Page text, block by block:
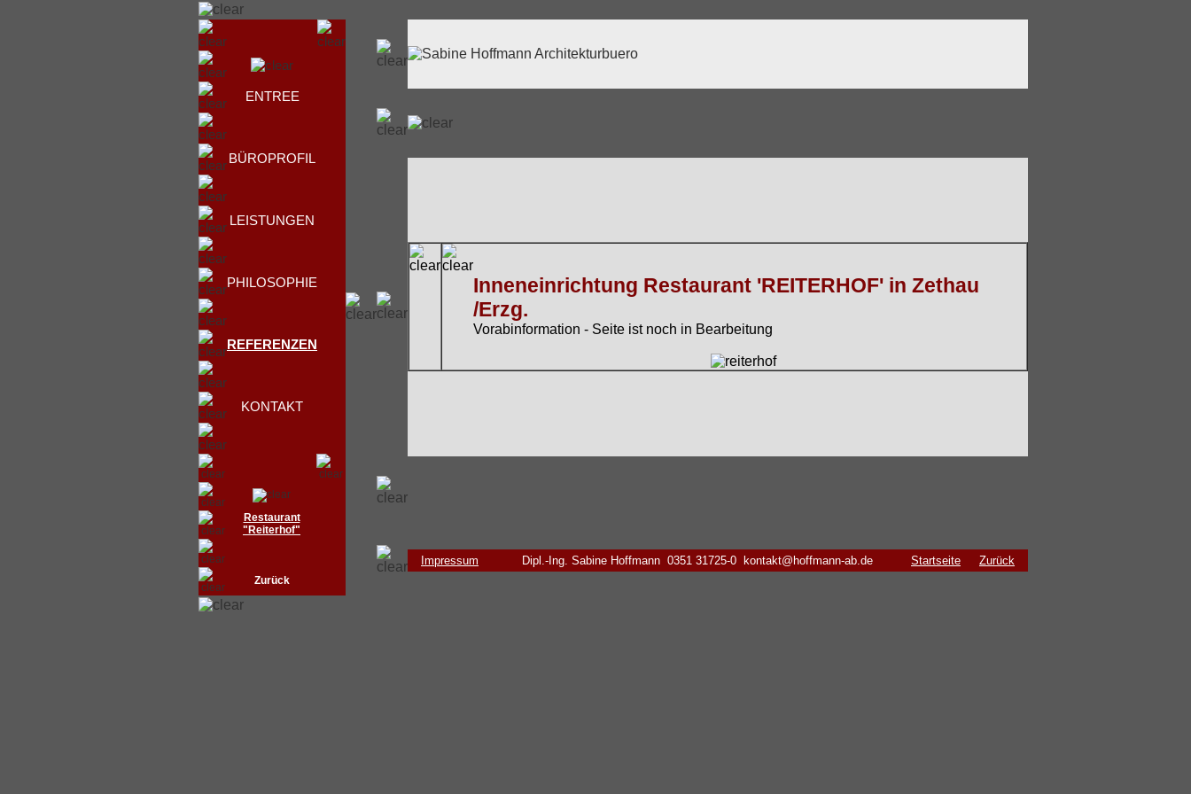
ENTREE
BÜROPROFIL
LEISTUNGEN
PHILOSOPHIE
REFERENZEN
KONTAKT
Restaurant
"Reiterhof"
Zurück
Inneneinrichtung Restaurant 'REITERHOF' in Zethau
/Erzg.
Vorabinformation - Seite ist noch in Bearbeitung
Impressum Dipl.-Ing. Sabine Hoffmann 0351 31725-0 kontakt@hoffmann-ab.de Startseite Zurück